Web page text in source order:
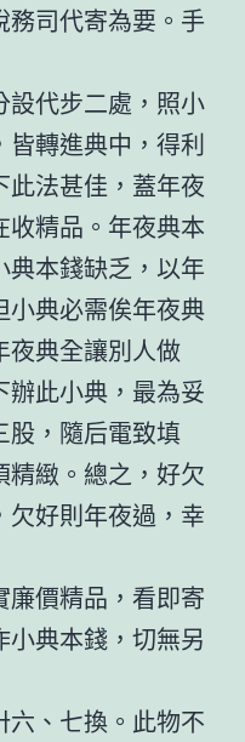
務司代寄為要。手
設代步二處，照小
皆轉進典中，得利
此法甚佳，蓋年夜
精品。年夜典本
本錢缺乏，以年
小典必需俟年夜典
夜典全讓別人做
辦此小典，最為妥
股，隨后電致填
精緻。總之，好欠
好則年夜過，幸
廉價精品，看即寄
典本錢，切無另
、七換。此物不